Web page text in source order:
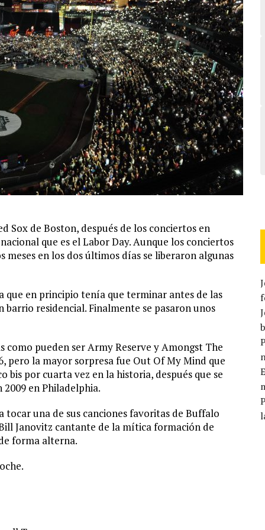
Sox de Boston, después de los conciertos en
que es el Labor Day. Aunque los conciertos
meses en los dos últimos días se liberaron algunas
que en principio tenía que terminar antes de las
residencial. Finalmente se pasaron unos
pueden ser Army Reserve y Amongst The
pero la mayor sorpresa fue Out Of My Mind que
por cuarta vez en la historia, después que se
en Philadelphia.
tocar una de sus canciones favoritas de Buffalo
Janovitz cantante de la mítica formación de
forma alterna.